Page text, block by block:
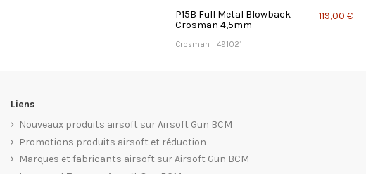
P15B Full Metal Blowback
Crosman 4,5mm
Crosman 491021
119,00 €
Liens
Nouveaux produits airsoft sur Airsoft Gun BCM
Promotions produits airsoft et réduction
Marques et fabricants airsoft sur Airsoft Gun BCM